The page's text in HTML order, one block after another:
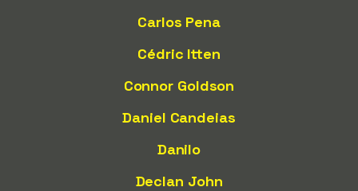
Carlos Pena
Cédric Itten
Connor Goldson
Daniel Candeias
Danilo
Declan John